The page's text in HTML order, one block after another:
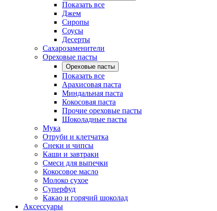
Показать все
Джем
Сиропы
Соусы
Десерты
Сахарозаменители
Ореховые пасты
Ореховые пасты
Показать все
Арахисовая паста
Миндальная паста
Кокосовая паста
Прочие ореховые пасты
Шоколадные пасты
Мука
Отруби и клетчатка
Снеки и чипсы
Каши и завтраки
Смеси для выпечки
Кокосовое масло
Молоко сухое
Суперфуд
Какао и горячий шоколад
Аксессуары